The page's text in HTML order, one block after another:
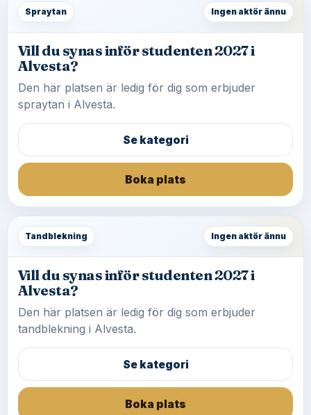
Spraytan Ingen aktör ännu
Vill du synas inför studenten 2027 i
Alvesta?
Den här platsen är ledig för dig som erbjuder
spraytan i Alvesta.
Se kategori
Boka plats
Tandblekning Ingen aktör ännu
Vill du synas inför studenten 2027 i
Alvesta?
Den här platsen är ledig för dig som erbjuder
tandblekning i Alvesta.
Se kategori
Boka plats